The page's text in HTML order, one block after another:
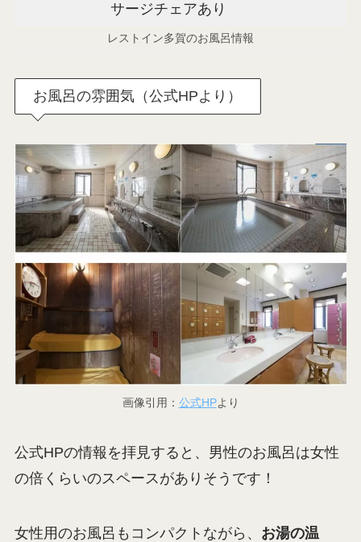
サージチェアあり
レストイン多賀のお風呂情報
お風呂の雰囲気（公式HPより）
画像引用： 公式HPより
公式HPの情報を拝見すると、男性のお風呂は女性
の倍くらいのスペースがありそうです！
女性用のお風呂もコンパクトながら、 お湯の温